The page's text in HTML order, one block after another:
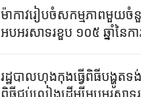
ម៉ាកាវរៀបចំសកម្មភាពមួយចំ
អបអរសាទរខួប ១០៥ ឆ្នាំនៃកា
កុម្មុយនីស្តចិន
រដ្ឋបាលហុងកុងធ្វើពិធីបង្ហូតទ
ពិធីជប់លៀងដើម្បីអបអរសាទរ